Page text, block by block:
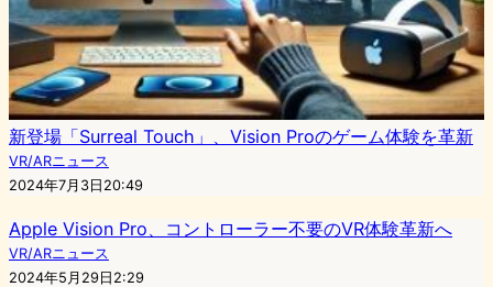
新登場「Surreal Touch」、Vision Proのゲーム体験を革新
VR/ARニュース
2024年7月3日20:49
Apple Vision Pro、コントローラー不要のVR体験革新へ
VR/ARニュース
2024年5月29日2:29